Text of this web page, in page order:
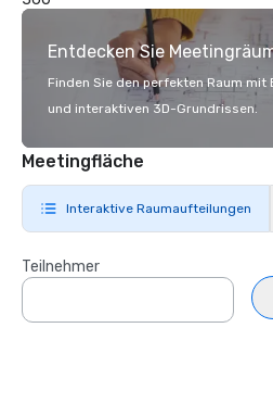
Entdecken Sie
Finden Sie den perfekten Raum
und interaktiven 3D-Grundrissen.
Meetingfläche
Interaktive Raumaufteilungen
Teilnehmer